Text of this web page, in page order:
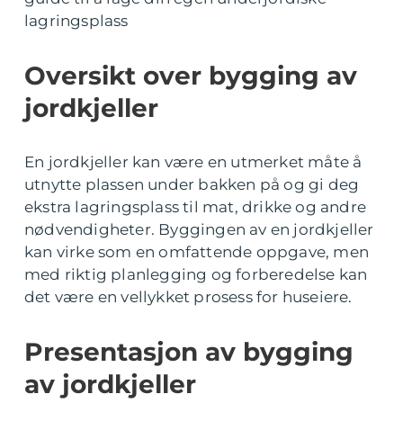
lagringsplass
Oversikt over bygging av
jordkjeller
En jordkjeller kan være en utmerket måte å
utnytte plassen under bakken på og gi deg
ekstra lagringsplass til mat, drikke og andre
nødvendigheter. Byggingen av en jordkjeller
kan virke som en omfattende oppgave, men
med riktig planlegging og forberedelse kan
det være en vellykket prosess for huseiere.
Presentasjon av bygging
av jordkjeller